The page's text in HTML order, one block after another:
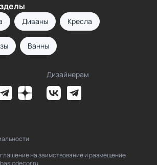
Диваны Кресла
Ванны
Дизайнерам
на заимствование и размещение